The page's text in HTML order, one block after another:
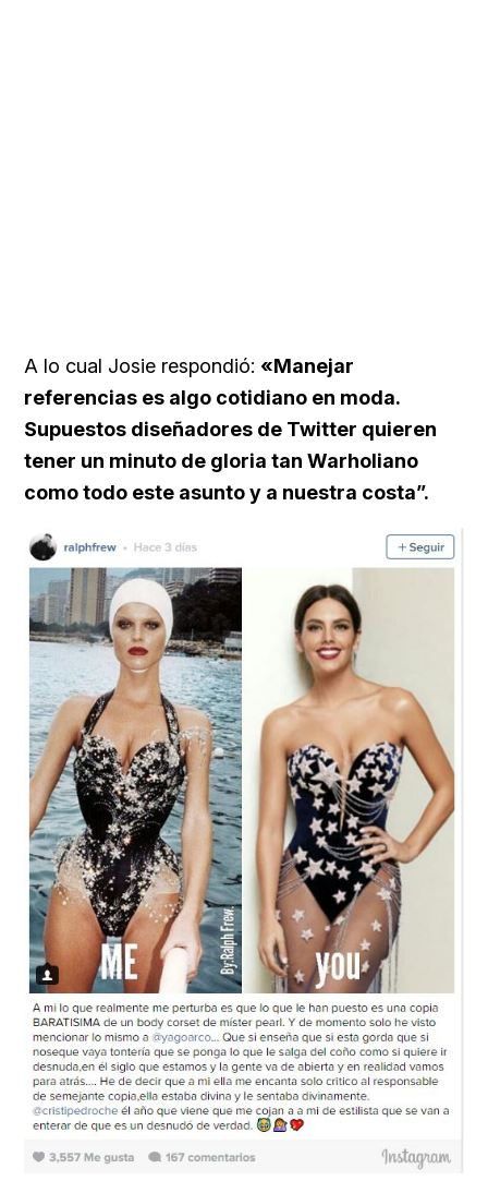
A lo cual Josie respondió: «Manejar
referencias es algo cotidiano en moda.
Supuestos diseñadores de Twitter quieren
tener un minuto de gloria tan Warholiano
como todo este asunto y a nuestra costa”.